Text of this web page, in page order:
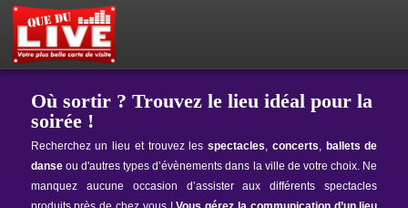
Où sortir ? Trouvez le lieu idéal pour la
soirée !
Recherchez un lieu et trouvez lesspectacles, concerts, ballets de
danseou d'autres types d’évènements dans la ville de votre choix. Ne
manquez aucune occasion d’assister aux différents spectacles